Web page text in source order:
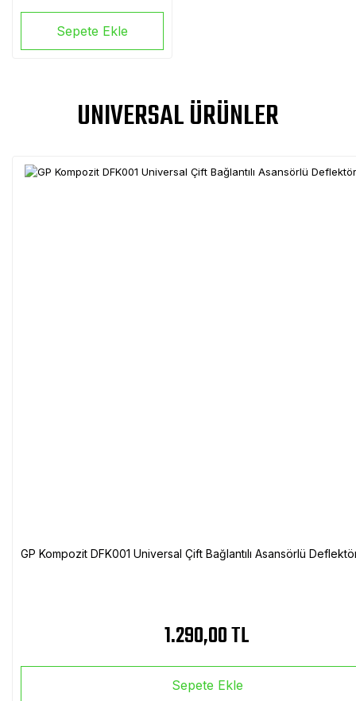
Sepete Ekle
UNIVERSAL ÜRÜNLER
GP Kompozit DFK001 Universal Çift Bağlantılı Asansörlü
1.290,00 TL
Sepete Ekle